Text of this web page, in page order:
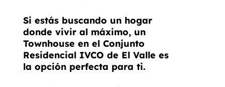
Si estás buscando un hogar
donde vivir al máximo, un
Townhouse en el Conjunto
Residencial IVCO de El Valle es
la opción perfecta para ti.